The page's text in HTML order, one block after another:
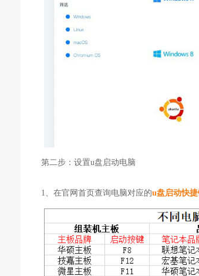
第二步：设置u盘启动电脑
1、在官网首页查询电脑对应的u盘启动快